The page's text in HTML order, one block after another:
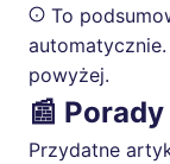
To
powyżej.
📰
Przydatne